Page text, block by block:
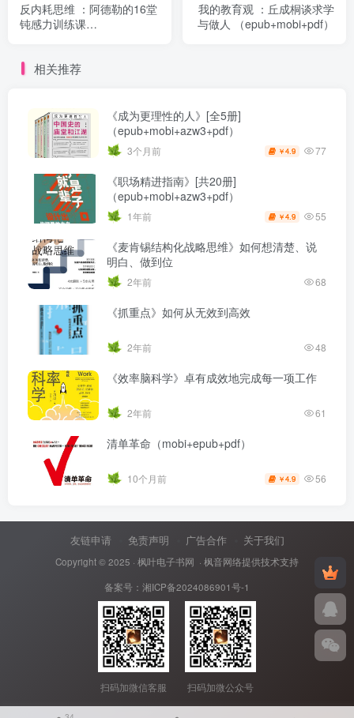
反内耗思维 ：阿德勒的16堂
钝感力训练课
我的教育观 ：丘成桐谈求学
与做人 （epub+mobi+pdf）
相关推荐
《成为更理性的人》[全5册]
（epub+mobi+azw3+pdf）
3个月前 ￥4.9 77
《职场精进指南》[共20册]
（epub+mobi+azw3+pdf）
1年前 ￥4.9 55
《麦肯锡结构化战略思维》如何想清楚、说
明白、做到位
2年前 68
《抓重点》如何从无效到高效
2年前 48
《效率脑科学》卓有成效地完成每一项工作
2年前 61
清单革命（mobi+epub+pdf）
10个月前 ￥4.9 56
友链申请 免责声明 广告合作 关于我们
Copyright © 2025 · 枫叶电子书网 · 枫音网络提供技术支持
备案号： 湘ICP备2024086901号-1
扫码加微信客服 扫码加微公众号